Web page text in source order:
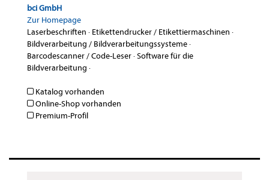
bci GmbH
Zur Homepage
Laserbeschriften · Etikettendrucker / Etikettiermaschinen ·
Bildverarbeitung / Bildverarbeitungssysteme·
Barcodescanner / Code-Leser·Software für die
Bildverarbeitung ·
Katalog vorhanden
Online-Shop vorhanden
Premium-Profil